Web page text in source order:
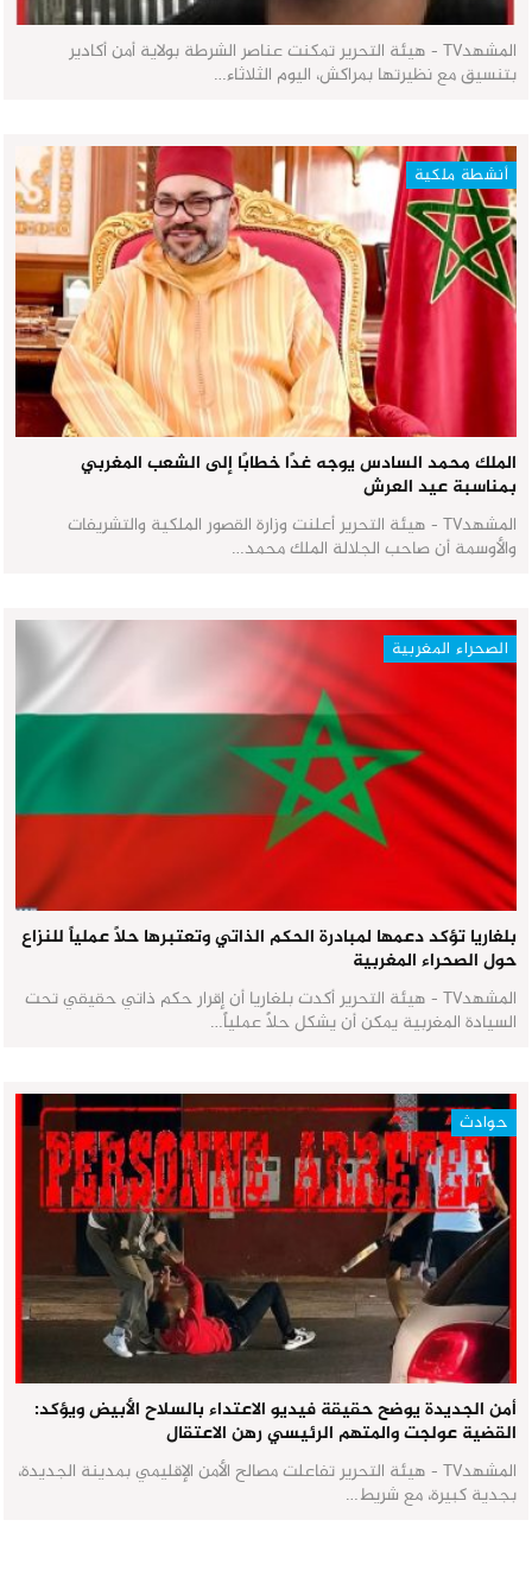
المشهدTV - هيئة التحرير تمكنت عناصر الشرطة بولاية أمن أكادير
بتنسيق مع نظيرتها بمراكش، اليوم الثلاثاء…
أنشطة ملكية
الملك محمد السادس يوجه غدًا خطابًا إلى الشعب المغربي
بمناسبة عيد العرش
المشهدTV - هيئة التحرير أعلنت وزارة القصور الملكية والتشريفات
والأوسمة أن صاحب الجلالة الملك محمد…
الصحراء المغربية
بلغاريا تؤكد دعمها لمبادرة الحكم الذاتي وتعتبرها حلاً عملياً للنزاع
حول الصحراء المغربية
المشهدTV - هيئة التحرير أكدت بلغاريا أن إقرار حكم ذاتي حقيقي تحت
السيادة المغربية يمكن أن يشكل حلاً عملياً…
حوادث
أمن الجديدة يوضح حقيقة فيديو الاعتداء بالسلاح الأبيض ويؤكد:
القضية عولجت والمتهم الرئيسي رهن الاعتقال
المشهدTV - هيئة التحرير تفاعلت مصالح الأمن الإقليمي بمدينة الجديدة،
بجدية كبيرة، مع شريط…